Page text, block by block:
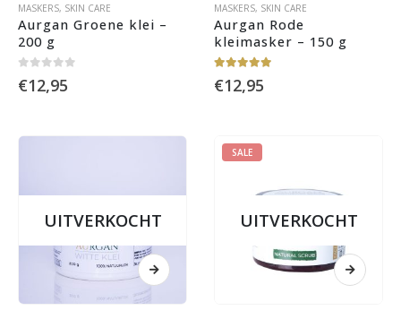
MASKERS, SKIN CARE
Aurgan Groene klei –
200 g
€12,95
MASKERS, SKIN CARE
Aurgan Rode
kleimasker – 150 g
€12,95
UITVERKOCHT
SALE
UITVERKOCHT